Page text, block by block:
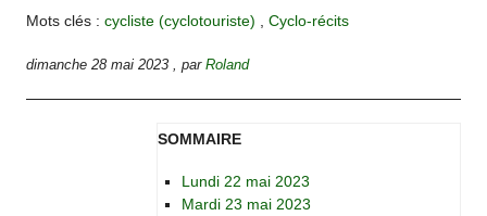
Mots clés :cycliste (cyclotouriste) ,Cyclo-récits
dimanche 28 mai 2023 ,parRoland
SOMMAIRE
Lundi 22 mai 2023
Mardi 23 mai 2023